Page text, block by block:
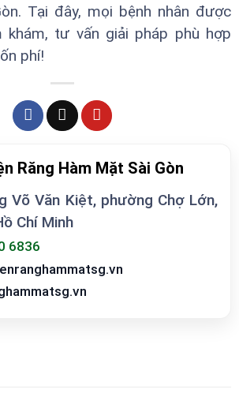
Tại đây, mọi bệnh nhân được
tư vấn giải pháp phù hợp
phí!
Răng Hàm Mặt Sài Gòn
Võ Văn Kiệt, phường Chợ Lớn,
Chí Minh
6836